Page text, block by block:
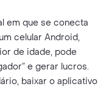
em que se conecta
celular Android,
de idade, pode
e gerar lucros.
baixar o aplicativo